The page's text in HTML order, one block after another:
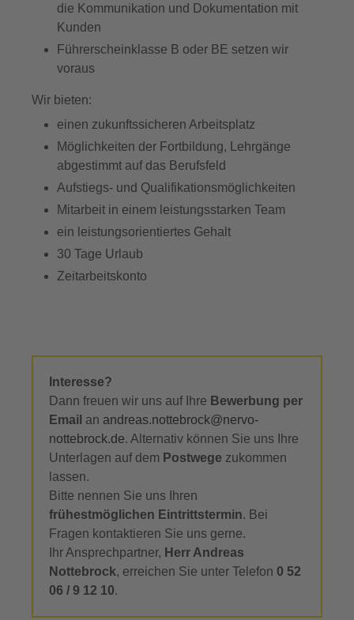
die Kommunikation und Dokumentation mit
Kunden
Führerscheinklasse B oder BE setzen wir
voraus
Wir bieten:
einen zukunftssicheren Arbeitsplatz
Möglichkeiten der Fortbildung, Lehrgänge
abgestimmt auf das Berufsfeld
Aufstiegs- und Qualifikationsmöglichkeiten
Mitarbeit in einem leistungsstarken Team
ein leistungsorientiertes Gehalt
30 Tage Urlaub
Zeitarbeitskonto
Interesse?
Dann freuen wir uns auf Ihre Bewerbung per
Email an andreas.nottebrock@nervo-
nottebrock.de. Alternativ können Sie uns Ihre
Unterlagen auf dem Postwege zukommen
lassen.
Bitte nennen Sie uns Ihren
frühestmöglichen Eintrittstermin. Bei
Fragen kontaktieren Sie uns gerne.
Ihr Ansprechpartner, Herr Andreas
Nottebrock, erreichen Sie unter Telefon 0 52
06 / 9 12 10.